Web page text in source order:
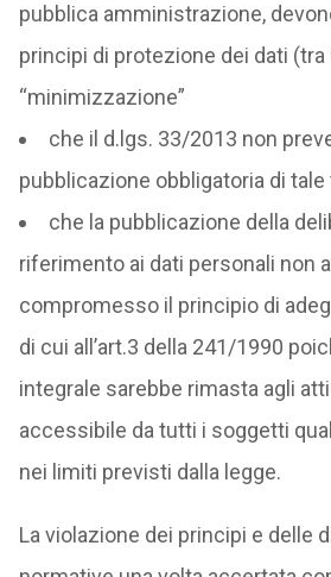
pubblica amministrazione,
principi di protezione dei dati (tra
“minimizzazione”
che il d.lgs. 33/2013 non
pubblicazione obbligatoria di tale
che la pubblicazione della
riferimento ai dati personali non
compromesso il principio di
di cui all’art.3 della 241/1990
integrale sarebbe rimasta agli
accessibile da tutti i soggetti
nei limiti previsti dalla legge.
La violazione dei principi e delle